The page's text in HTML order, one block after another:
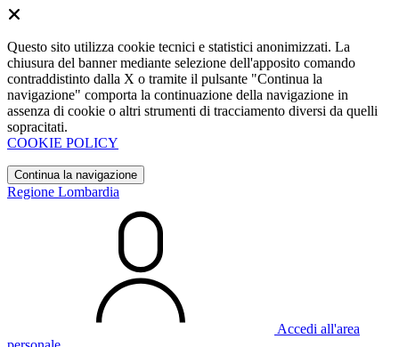
Questo sito utilizza cookie tecnici e statistici anonimizzati. La
chiusura del banner mediante selezione dell'apposito comando
contraddistinto dalla X o tramite il pulsante "Continua la
navigazione" comporta la continuazione della navigazione in
assenza di cookie o altri strumenti di tracciamento diversi da quelli
sopracitati.
COOKIE POLICY
Continua la navigazione
Regione Lombardia
Accedi all'area